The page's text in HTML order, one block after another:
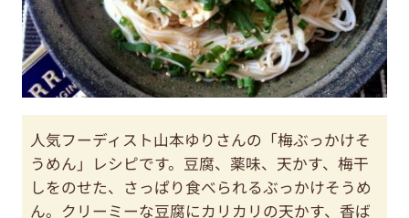
人気フーディスト山本ゆりさんの「梅ぶっかけそ
うめん」レシピです。豆腐、薬味、天かす、梅干
しをのせた、さっぱり食べられるぶっかけそうめ
ん。クリーミーな豆腐にカリカリの天かす、香ば